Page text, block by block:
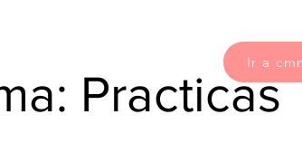
Ir a
Practicas